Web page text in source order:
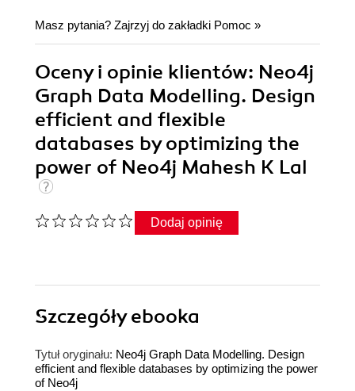
Masz pytania? Zajrzyj do zakładki Pomoc »
Oceny i opinie klientów: Neo4j
Graph Data Modelling. Design
efficient and flexible
databases by optimizing the
power of Neo4j Mahesh K Lal
Dodaj opinię
Szczegółyebooka
Tytuł oryginału: Neo4j Graph Data Modelling. Design
efficient and flexible databases by optimizing the power
of Neo4j